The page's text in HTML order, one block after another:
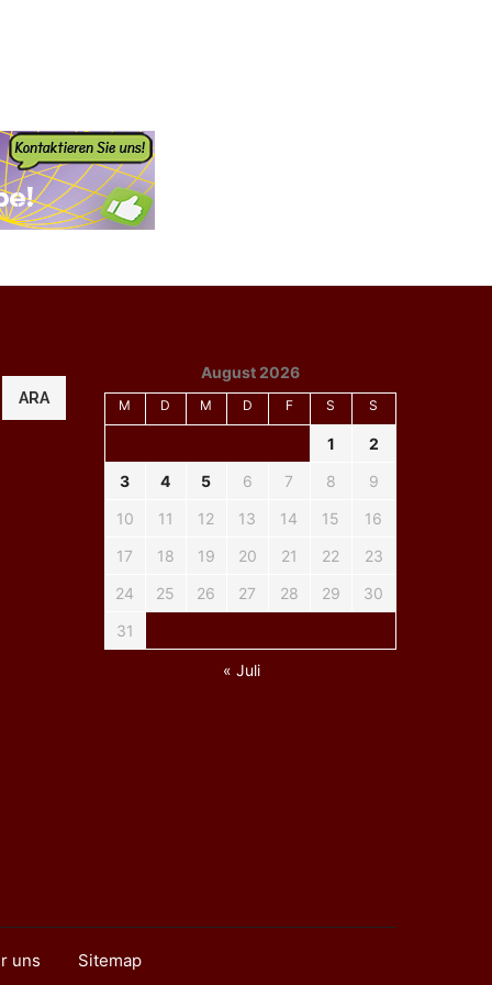
ARA
August 2026
M D M D F S S
1
2
3
4 5 6 7 8
9
10
11 12 13 14 15
16
17
18 19 20 21 22
23
24
25 26 27 28 29
30
31
« Juli
uns Sitemap